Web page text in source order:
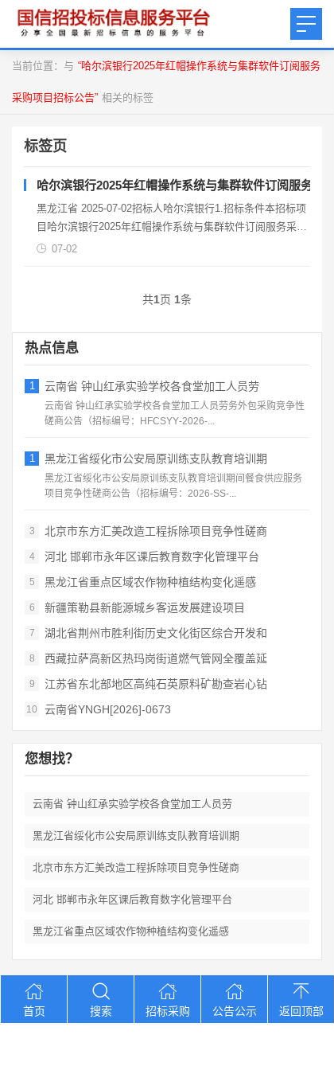
当前位置：与 “哈尔滨银行2025年红帽操作系统与集群软件订阅服务
采购项目招标公告” 相关的标签
标签页
哈尔滨银行2025年红帽操作系统与集群软件订阅服务采
黑龙江省 2025-07-02招标人哈尔滨银行1.招标条件本招标项
目哈尔滨银行2025年红帽操作系统与集群软件订阅服务采购
项目，招标人为哈尔滨银行股份有限公司。
07-02
共1页 1条
热点信息
1 云南省 钟山红承实验学校各食堂加工人员劳
云南省 钟山红承实验学校各食堂加工人员劳务外包采购竞争性
磋商公告（招标编号：HFCSYY‑2026‑...
1 黑龙江省绥化市公安局原训练支队教育培训期
黑龙江省绥化市公安局原训练支队教育培训期间餐食供应服务
项目竞争性磋商公告（招标编号：2026‑SS‑...
3 北京市东方汇美改造工程拆除项目竞争性磋商
4 河北 邯郸市永年区课后教育数字化管理平台
5 黑龙江省重点区域农作物种植结构变化遥感
6 新疆策勒县新能源城乡客运发展建设项目
7 湖北省荆州市胜利街历史文化街区综合开发和
8 西藏拉萨高新区热玛岗街道燃气管网全覆盖延
9 江苏省东北部地区高纯石英原料矿勘查岩心钻
10 云南省YNGH[2026]-0673
您想找？
云南省 钟山红承实验学校各食堂加工人员劳
黑龙江省绥化市公安局原训练支队教育培训期
北京市东方汇美改造工程拆除项目竞争性磋商
河北 邯郸市永年区课后教育数字化管理平台
黑龙江省重点区域农作物种植结构变化遥感
Copyright © 2012-2026 中招招标网 版权所有 网站备案号：京
ICP备2023026371号-2
首页 搜索 招标采购 公告公示 返回顶部